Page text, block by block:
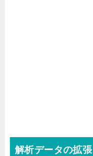
解析データの拡張